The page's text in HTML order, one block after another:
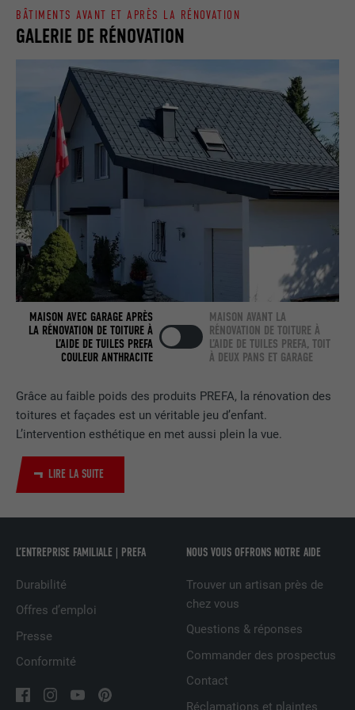
Grâce au faible poids des produits PREFA, la rénovation des
toitures et façades est un véritable jeu d’enfant.
L’intervention esthétique en met aussi plein la vue.
LIRE LA SUITE
GALERIE DE RÉNOVATION
BÂTIMENTS AVANT ET APRÈS LA RÉNOVATION
MAISON AVEC GARAGE APRÈS
LA RÉNOVATION DE TOITURE À
L’AIDE DE TUILES PREFA
COULEUR ANTHRACITE
MAISON AVANT LA
RÉNOVATION DE TOITURE À
L’AIDE DE TUILES PREFA, TOIT
À DEUX PANS ET GARAGE
L’ENTREPRISE FAMILIALE | PREFA
Durabilité
Offres d’emploi
Presse
Conformité
NOUS VOUS OFFRONS NOTRE AIDE
Trouver un artisan près de
chez vous
Questions & réponses
Commander des prospectus
Contact
Réclamations et plaintes
UTILITÉ
Internet contient une fenêtre « Suivez-
nous » intégrée.
NOM bcookie
FOURNISSEUR LinkedIn
EXPIRATION
UTILITÉ
Utilisé par le service de réseau social
LinkedIn pour suivre l'utilisation de
services intégrés.
bscookie
FOURNISSEUR LinkedIn
UTILITÉ
Utilisé par le service de réseau social
LinkedIn pour suivre l'utilisation de
UTILITÉ
Est utilisé pour suivre l'utilisateur sur
plusieurs sites Internet afin d'afficher de